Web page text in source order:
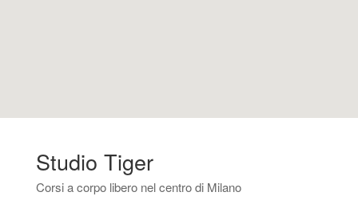
Studio Tiger
Corsi a corpo libero nel centro di Milano